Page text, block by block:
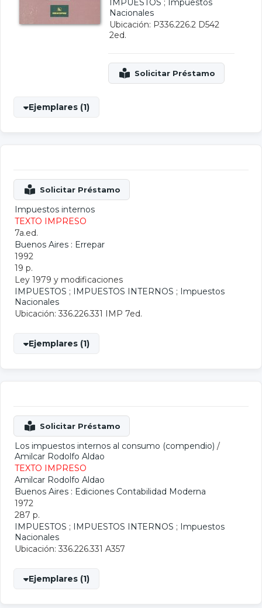
IMPUESTOS ;
Impuestos
Nacionales
Ubicación: P336.226.2 D542
2ed.
Ejemplares (1)
Impuestos internos
TEXTO IMPRESO
7a.ed.
Buenos Aires : Errepar
1992
19 p.
Ley 1979 y modificaciones
IMPUESTOS ; IMPUESTOS INTERNOS ; Impuestos
Nacionales
Ubicación: 336.226.331 IMP 7ed.
Ejemplares (1)
Los impuestos internos al consumo (compendio) /
Amilcar Rodolfo Aldao
TEXTO IMPRESO
Amilcar Rodolfo Aldao
Buenos Aires : Ediciones Contabilidad Moderna
1972
287 p.
IMPUESTOS ; IMPUESTOS INTERNOS ; Impuestos
Nacionales
Ubicación: 336.226.331 A357
Ejemplares (1)